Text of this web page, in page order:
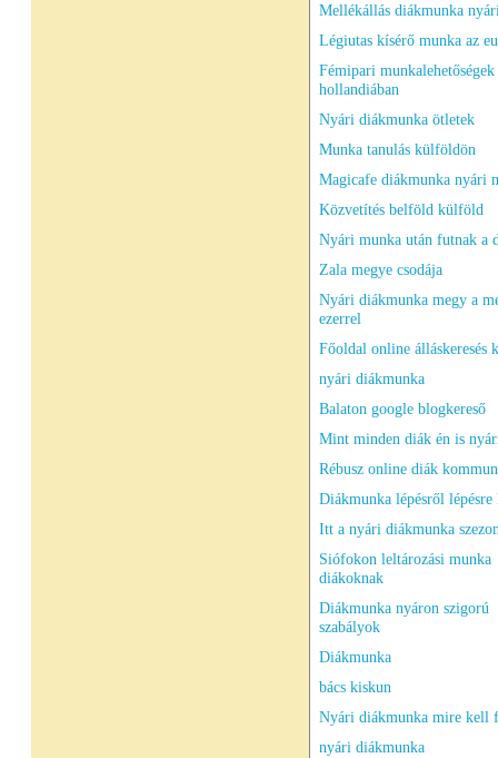
Mellékállás diákmunka
Légiutas kísérő munka az
Fémipari munkalehetőségek
hollandiában
Nyári diákmunka ötletek
Munka tanulás külföldön
Magicafe diákmunka nyári
Közvetítés belföld külföld
Nyári munka után futnak a
Zala megye csodája
Nyári diákmunka megy a
ezerrel
Főoldal online álláskeresés
nyári diákmunka
Balaton google blogkereső
Mint minden diák én is
Rébusz online diák
Diákmunka lépésről
Itt a nyári diákmunka
Siófokon leltározási munka
diákoknak
Diákmunka nyáron szigorú
szabályok
Diákmunka
bács kiskun
Nyári diákmunka mire kell
nyári diákmunka